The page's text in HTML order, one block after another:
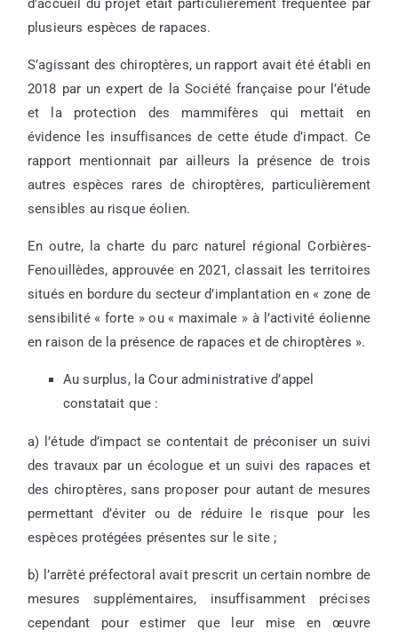
d’accueil du projet était particulièrement fréquentée par
plusieurs espèces de rapaces.
S’agissant des chiroptères, un rapport avait été établi en
2018 par un expert de la Société française pour l’étude
et la protection des mammifères qui mettait en
évidence les insuffisances de cette étude d’impact. Ce
rapport mentionnait par ailleurs la présence de trois
autres espèces rares de chiroptères, particulièrement
sensibles au risque éolien.
En outre, la charte du parc naturel régional Corbières-
Fenouillèdes, approuvée en 2021, classait les territoires
situés en bordure du secteur d’implantation en « zone de
sensibilité « forte » ou « maximale » à l’activité éolienne
en raison de la présence de rapaces et de chiroptères ».
Au surplus, la Cour administrative d’appel
constatait que :
a) l’étude d’impact se contentait de préconiser un suivi
des travaux par un écologue et un suivi des rapaces et
des chiroptères, sans proposer pour autant de mesures
permettant d’éviter ou de réduire le risque pour les
espèces protégées présentes sur le site ;
b) l’arrêté préfectoral avait prescrit un certain nombre de
mesures supplémentaires, insuffisamment précises
cependant pour estimer que leur mise en œuvre